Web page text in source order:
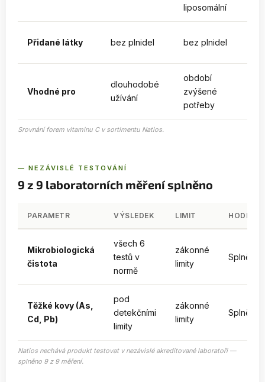
liposomální
Přidané látky bez plnidel bez plnidel
Vhodné pro
dlouhodobé
užívání
období
zvýšené
potřeby
Srovnání forem vitaminu C v sortimentu Natios.
— NEZÁVISLÉ TESTOVÁNÍ
9 z 9 laboratorních měření splněno
PARAMETR VÝSLEDEK LIMIT
Mikrobiologická
čistota
všech 6
testů v
normě
zákonné
limity
Splněno
Těžké kovy (As,
Cd, Pb)
pod
detekčními
limity
zákonné
limity
Splněno
Natios nechává produkt testovat v nezávislé akreditované laboratoři —
splněno 9 z 9 měření.